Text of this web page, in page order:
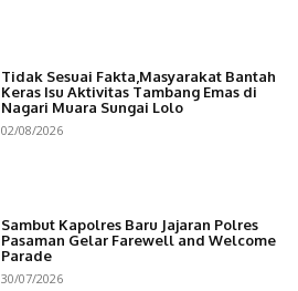
Tidak Sesuai Fakta,Masyarakat Bantah
Keras Isu Aktivitas Tambang Emas di
Nagari Muara Sungai Lolo
02/08/2026
Sambut Kapolres Baru Jajaran Polres
Pasaman Gelar Farewell and Welcome
Parade
30/07/2026